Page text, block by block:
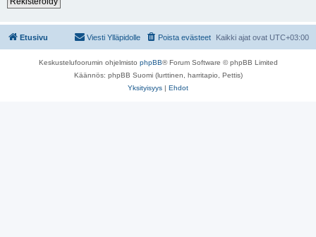
Etusivu Kaikki ajat ovat UTC+03:00
Poista evästeet
Viesti Ylläpidolle
Keskustelufoorumin ohjelmisto phpBB® Forum Software © phpBB Limited
Käännös: phpBB Suomi (lurttinen, harritapio, Pettis)
Yksityisyys | Ehdot